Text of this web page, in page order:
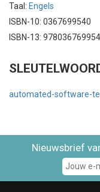
Taal: Engels
ISBN-10: 0367699540
ISBN-13:
automated-software-
Nieuwsbrief